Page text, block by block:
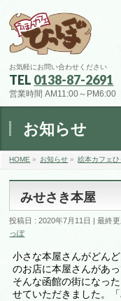
お気軽にお問い合わせください
TEL 0138-87-2691
営業時間 AM11:00～PM6:00
お知らせ
HOME » お知らせ » 絵本カフェ
みせさき本屋
投稿日 : 2020年7月11日 最終
っぽ
小さな本屋さんがどん
のお店に本屋さんがあ
そんな函館の街になっ
せていただきました。